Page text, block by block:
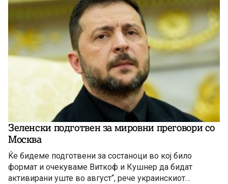
Зеленски подготвен за мировни преговори со
Москва
Ќе бидеме подготвени за состаноци во кој било
формат и очекуваме Виткоф и Кушнер да бидат
активирани уште во август“, рече украинскиот